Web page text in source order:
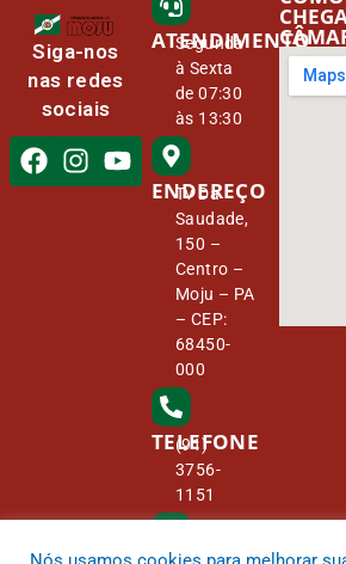
Siga-nos
nas redes
sociais
ATENDIMENTO
Segunda
à Sexta
de 07:30
às 13:30
ENDEREÇO
Tv Da
Saudade,
150 –
Centro –
Moju – PA
– CEP:
68450-
000
TELEFONE
(91)
3756-
1151